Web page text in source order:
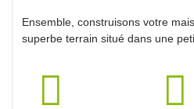
Ensemble, construisons votre
superbe terrain situé dans une